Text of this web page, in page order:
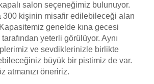
salon seçeneğimiz bulunuyor.
300 kişinin misafir edilebileceği alan
genelde kına gecesi
yeterli görülüyor. Aynı
ve sevdiklerinizle birlikte
büyük bir pistimiz de var.
atmanızı öneririz.